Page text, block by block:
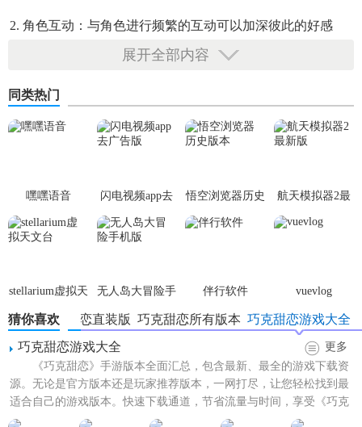
2. 角色互动：与角色进行频繁的互动可以加深彼此的好感
度，解锁更多隐藏剧情和特殊事件。
同礼物有不同的效果，选择合适的礼物可以获得更好的效
果。
1. 精美画面：游戏采用精美的卡通画风，人物设计可爱，场
2. 丰富剧情：游戏剧情多样，包含多种恋爱线和结局，玩家
可以根据自己的喜好选择发展路径。
3. 互动性强：玩家可以与角色进行多种形式的互动，包括对
话、赠送礼物、约会等，增强了游戏的可玩性。
【巧克甜恋3手游汉化版优势】
展开全部内容
同类热门
嘿嘿语音
闪电视频app去
广告版
悟空浏览器历史
版本
航天模拟器2最
新版
stellarium虚拟天
文台
无人岛大冒险手
机版
伴行软件 vuevlog
猜你喜欢 巧克甜恋游戏大全
巧克甜恋所有版本
巧克甜恋直装版
巧克甜恋游戏大全
更多
《巧克甜恋》手游版本全面汇总，包含最新、最全的游戏下载资
源。无论是官方版本还是玩家推荐版本，一网打尽，让您轻松找到最
适合自己的游戏版本。快速下载通道，节省流量与时间，享受《巧克
甜恋》带来的甜蜜恋爱之旅...